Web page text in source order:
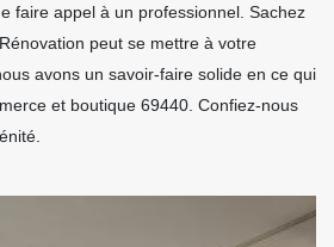
faire appel à un professionnel. Sachez
peut se mettre à votre
avons un savoir-faire solide en ce qui
et boutique 69440. Confiez-nous